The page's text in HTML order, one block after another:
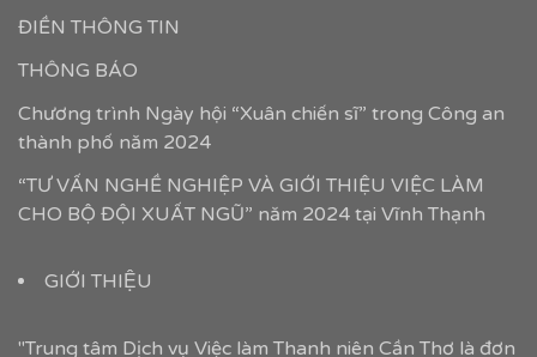
ĐIỀN THÔNG TIN
THÔNG BÁO
Chương trình Ngày hội “Xuân chiến sĩ” trong Công an
thành phố năm 2024
“TƯ VẤN NGHỀ NGHIỆP VÀ GIỚI THIỆU VIỆC LÀM
CHO BỘ ĐỘI XUẤT NGŨ” năm 2024 tại Vĩnh Thạnh
GIỚI THIỆU
"Trung tâm Dịch vụ Việc làm Thanh niên Cần Thơ là đơn